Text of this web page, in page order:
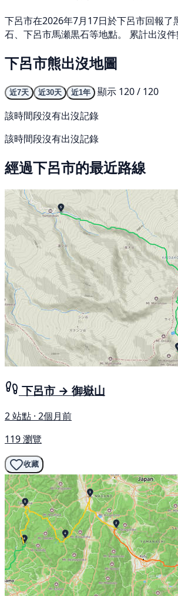
下呂市在2026年7月17日於下呂市回報
石、下呂市馬瀬黒石等地點。 累計出沒件
下呂市熊出沒地圖
近7天 近30天 近1年
顯示 120 / 120
該時間段沒有出沒記錄
該時間段沒有出沒記錄
經過下呂市的最近路線
下呂市 → 御嶽山
2 站點 · 2個月前
119 瀏覽
收藏